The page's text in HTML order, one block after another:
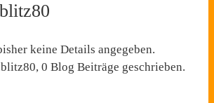
keine Details angegeben.
0 Blog Beiträge geschrieben.